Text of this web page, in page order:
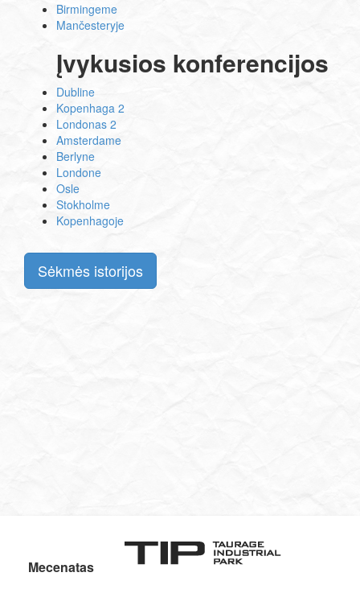
Birmingeme
Mančesteryje
Įvykusios konferencijos
Dubline
Kopenhaga 2
Londonas 2
Amsterdame
Berlyne
Londone
Osle
Stokholme
Kopenhagoje
Sėkmės istorijos
Mecenatas